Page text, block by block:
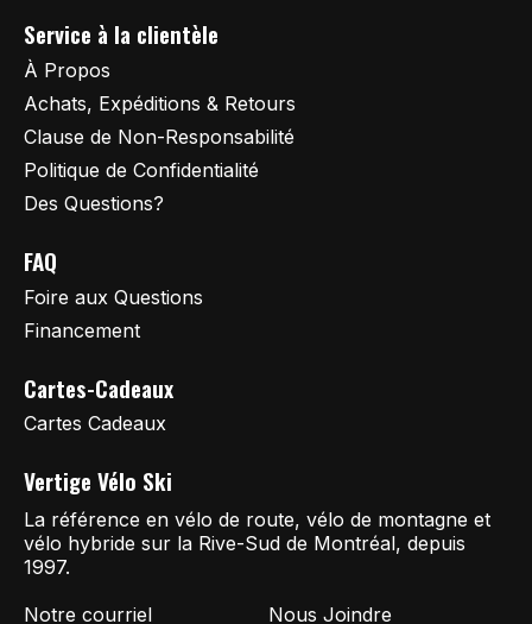
Service à la clientèle
À Propos
Achats, Expéditions & Retours
Clause de Non-Responsabilité
Politique de Confidentialité
Des Questions?
FAQ
Foire aux Questions
Financement
Cartes-Cadeaux
Cartes Cadeaux
Vertige Vélo Ski
La référence en vélo de route, vélo de montagne et
vélo hybride sur la Rive-Sud de Montréal, depuis
1997.
Notre courriel
Nous Joindre